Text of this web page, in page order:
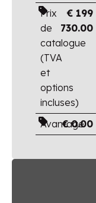
Prix
de
catalogue
(TVA
et
options
incluses)
€ 199
730.00
Avantage
€0.00